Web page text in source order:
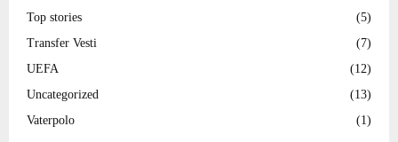
Top stories
(5)
Transfer Vesti
(7)
UEFA
(12)
Uncategorized
(13)
Vaterpolo
(1)